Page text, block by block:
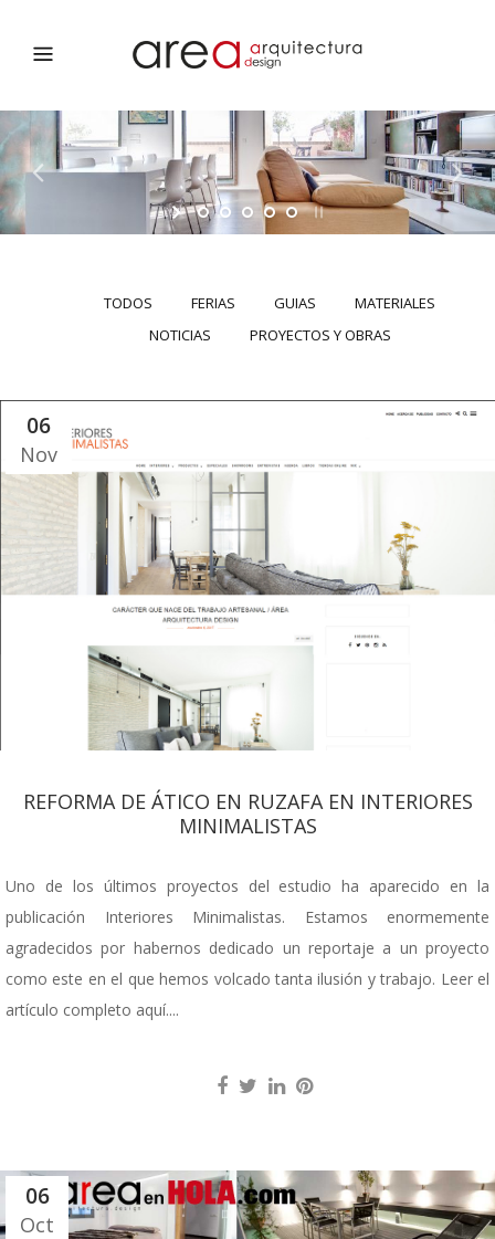
TODOS FERIAS GUIAS
MATERIALES
NOTICIAS
PROYECTOS Y OBRAS
06
Nov
REFORMA DE ÁTICO EN RUZAFA EN INTERIORES
MINIMALISTAS
Uno de los últimos proyectos del estudio ha aparecido en la
publicación Interiores Minimalistas. Estamos enormemente
agradecidos por habernos dedicado un reportaje a un proyecto
como este en el que hemos volcado tanta ilusión y trabajo. Leer el
artículo completo aquí....
06
Oct